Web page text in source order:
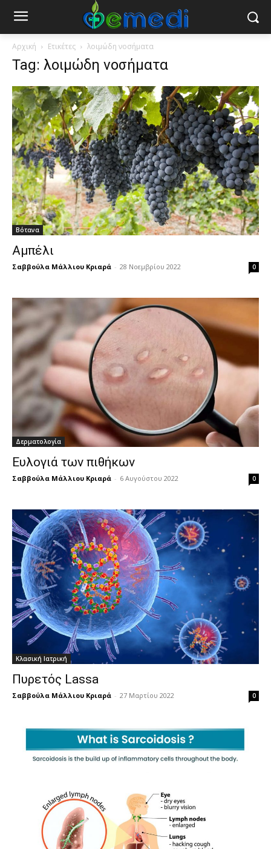
Αρχική Ετικέτες λοιμώδη νοσήματα
Tag: λοιμώδη νοσήματα
Βότανα
Αμπέλι
Σαββούλα Μάλλιου Κριαρά - 28 Νοεμβρίου 2022 0
Δερματολογία
Ευλογιά των πιθήκων
Σαββούλα Μάλλιου Κριαρά - 6 Αυγούστου 2022 0
Κλασική Ιατρική
Πυρετός Lassa
Σαββούλα Μάλλιου Κριαρά - 27 Μαρτίου 2022 0